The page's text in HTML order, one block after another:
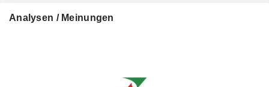
Analysen / Meinungen